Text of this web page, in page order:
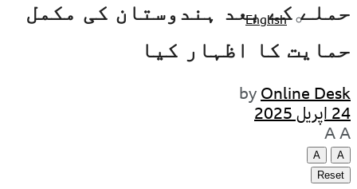
English
حملے کے بعد ہندوستان کی مکمل
حمایت کا اظہار کیا
byOnline Desk
24 اپریل 2025
AA
A
A
Reset